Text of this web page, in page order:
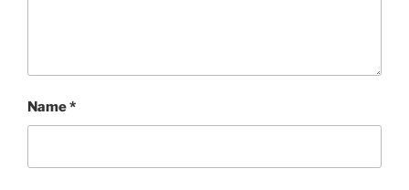
Name*